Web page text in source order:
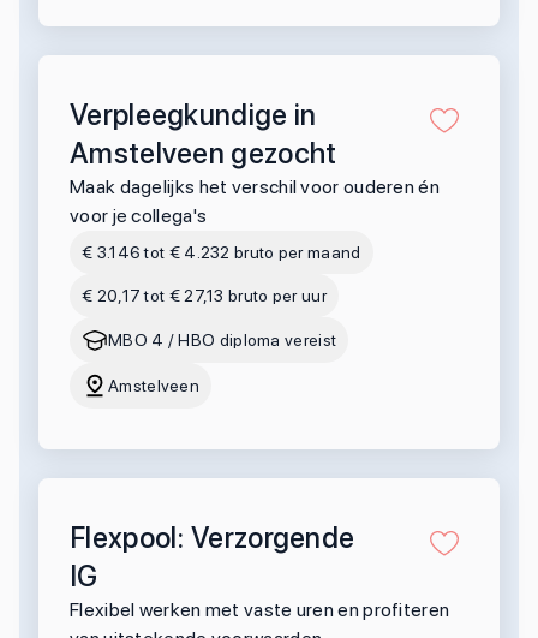
Verpleegkundige in
Amstelveen gezocht
Maak dagelijks het verschil voor ouderen én
voor je collega's
€ 3.146 tot € 4.232 bruto per maand
€ 20,17 tot € 27,13 bruto per uur
MBO 4 / HBO diploma vereist
Amstelveen
Flexpool: Verzorgende
IG
Flexibel werken met vaste uren en profiteren